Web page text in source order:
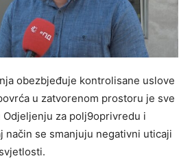
obezbjeđuje kontrolisane uslove
u zatvorenom prostoru je sve
Odjeljenju za polj9oprivredu i
način se smanjuju negativni uticaji